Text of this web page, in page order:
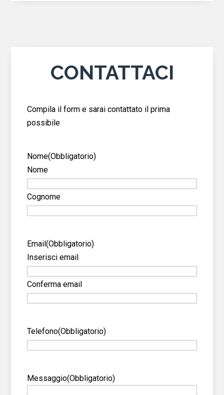
CONTATTACI
Compila il form e sarai contattato il prima
possibile
Nome(Obbligatorio)
Nome
Cognome
Email(Obbligatorio)
Inserisci email
Conferma email
Telefono(Obbligatorio)
Messaggio(Obbligatorio)